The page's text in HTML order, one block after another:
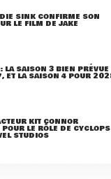
SINK CONFIRME SON
LE FILM DE JAKE
SAISON 3 BIEN PRÉVUE
ET LA SAISON 4 POUR
KIT CONNOR
LE RÔLE DE CYCLOPS
STUDIOS